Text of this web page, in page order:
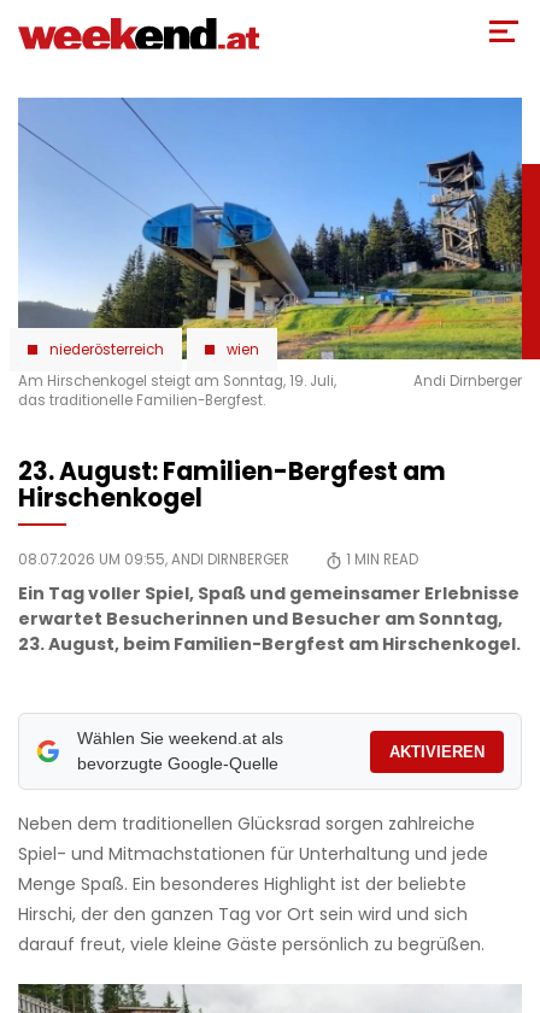
zum
niederösterreich
wien
Am Hirschenkogel steigt am Sonntag, 19. Juli,
das traditionelle Familien-Bergfest.
Andi Dirnberger
23. August: Familien-Bergfest am
Hirschenkogel
08.07.2026 UM 09:55,ANDI DIRNBERGER 1 MIN READ
Ein Tag voller Spiel, Spaß und gemeinsamer Erlebnisse
erwartet Besucherinnen und Besucher am Sonntag,
23. August, beim Familien-Bergfest am Hirschenkogel.
Wählen Sie weekend.at als
bevorzugte Google-Quelle
AKTIVIEREN
Neben dem traditionellen Glücksrad sorgen zahlreiche
Spiel- und Mitmachstationen für Unterhaltung und jede
Menge Spaß. Ein besonderes Highlight ist der beliebte
Hirschi, der den ganzen Tag vor Ort sein wird und sich
darauf freut, viele kleine Gäste persönlich zu begrüßen.